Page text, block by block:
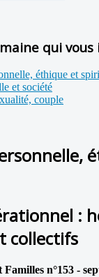
qui
éthique et
et société
couple
:
collectifs
Familles n°153 -